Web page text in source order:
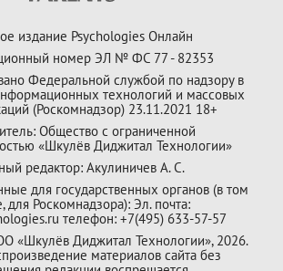
издание Psychologies Онлайн
номер ЭЛ № ФС 77 - 82353
Федеральной службой по надзору в
технологий и массовых
(Роскомнадзор) 23.11.2021 18+
Общество с ограниченной
«Шкулёв Диджитал Технологии»
редактор: Акулиничев А. С.
для государственных органов (в том
для Роскомнадзора): Эл. почта:
телефон: +7(495) 633-57-57
«Шкулёв Диджитал Технологии», 2026.
материалов сайта без